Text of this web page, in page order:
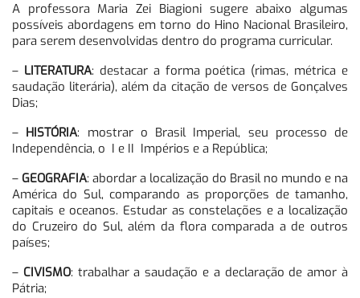
A professora Maria Zei Biagioni sugere abaixo algumas
possíveis abordagens em torno do Hino Nacional Brasileiro,
para serem desenvolvidas dentro do programa curricular.
– LITERATURA: destacar a forma poética (rimas, métrica e
saudação literária), além da citação de versos de Gonçalves
Dias;
– HISTÓRIA: mostrar o Brasil Imperial, seu processo de
Independência, o I e II Impérios e a República;
– GEOGRAFIA: abordar a localização do Brasil no mundo e na
América do Sul, comparando as proporções de tamanho,
capitais e oceanos. Estudar as constelações e a localização
do Cruzeiro do Sul, além da flora comparada a de outros
países;
– CIVISMO: trabalhar a saudação e a declaração de amor à
Pátria;